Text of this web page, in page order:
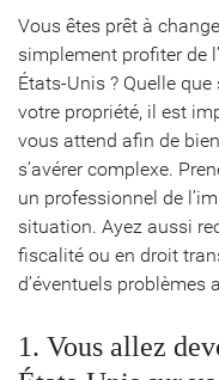
Vous êtes prêt à
simplement profiter de
États-Unis ? Quelle
votre propriété, il est
vous attend afin de
s’avérer complexe.
un professionnel de
situation. Ayez aussi
fiscalité ou en droit
d’éventuels problèmes
1. Vous allez